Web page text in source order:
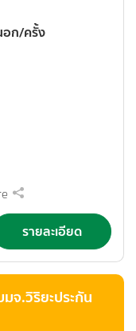
ก/ครั้ง
รายละเอียด
จ.วิริยะประกัน